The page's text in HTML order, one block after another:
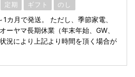
定期 ギフト のし
カ月で発送。 ただし、季節家電、
ーヤマ長期休業（年末年始、GW、
況により上記より時間を頂く場合が